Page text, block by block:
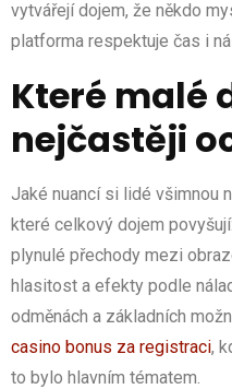
vytvářejí dojem, že někdo
platforma respektuje čas i
Které malé
nejčastěji
Jaké nuancí si lidé všimnou
které celkový dojem
plynulé přechody mezi
hlasitost a efekty podle
odměnách a základních
casino bonus za registraci,
to bylo hlavním tématem.